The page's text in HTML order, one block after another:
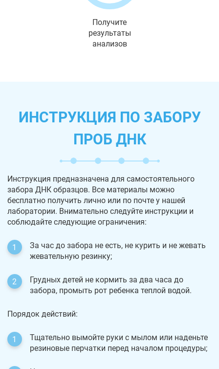
Получите
результаты
анализов
ИНСТРУКЦИЯ ПО ЗАБОРУ
ПРОБ ДНК
Инструкция предназначена для самостоятельного
забора ДНК образцов. Все материалы можно
бесплатно получить лично или по почте у нашей
лаборатории. Внимательно следуйте инструкции и
соблюдайте следующие ограничения:
За час до забора не есть, не курить и не жевать
жевательную резинку;
Грудных детей не кормить за два часа до
забора, промыть рот ребенка теплой водой.
Порядок действий:
Тщательно вымойте руки с мылом или наденьте
резиновые перчатки перед началом процедуры;